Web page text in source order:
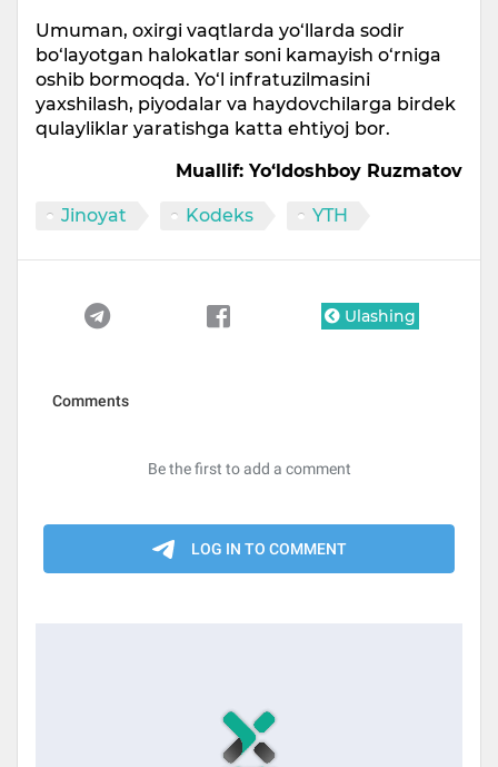
Umuman, oxirgi vaqtlarda yo‘llarda sodir
bo‘layotgan halokatlar soni kamayish o‘rniga
oshib bormoqda. Yo‘l infratuzilmasini
yaxshilash, piyodalar va haydovchilarga birdek
qulayliklar yaratishga katta ehtiyoj bor.
Muallif: Yo‘ldoshboy Ruzmatov
Jinoyat Kodeks YTH
Ulashing